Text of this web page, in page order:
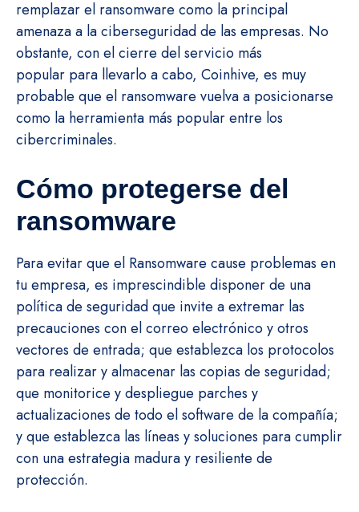
remplazar el ransomware como la principal
amenaza a la ciberseguridad de las empresas. No
obstante, con el cierre del servicio más
popular para llevarlo a cabo, Coinhive, es muy
probable que el ransomware vuelva a posicionarse
como la herramienta más popular entre los
cibercriminales.
Cómo protegerse del
ransomware
Para evitar que el Ransomware cause problemas en
tu empresa, es imprescindible disponer de una
política de seguridad que invite a extremar las
precauciones con el correo electrónico y otros
vectores de entrada; que establezca los protocolos
para realizar y almacenar las copias de seguridad;
que monitorice y despliegue parches y
actualizaciones de todo el software de la compañía;
y que establezca las líneas y soluciones para cumplir
con una estrategia madura y resiliente de
protección.